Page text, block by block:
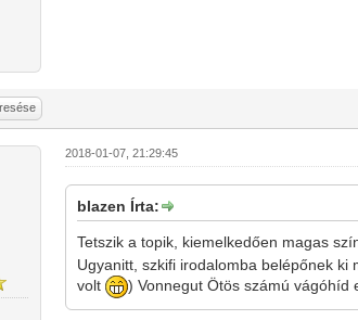
2018-01-07, 21:29:45
blazen Írta:
Tetszik a topik, kiemelkedően magas
Ugyanitt, szkifi irodalomba belépőnek ki
volt
) Vonnegut Ötös számú vágóhíd